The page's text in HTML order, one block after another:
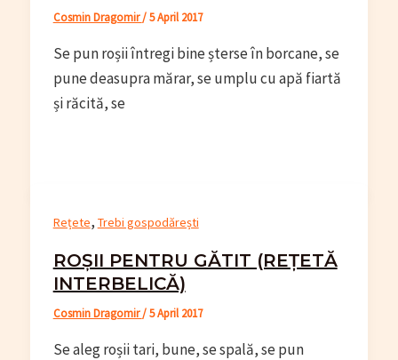
Cosmin Dragomir/5 April 2017
Se pun roșii întregi bine șterse în borcane, se
pune deasupra mărar, se umplu cu apă fiartă
și răcită, se
Rețete, Trebi gospodărești
ROȘII PENTRU GĂTIT (REȚETĂ
INTERBELICĂ)
Cosmin Dragomir/5 April 2017
Se aleg roșii tari, bune, se spală, se pun